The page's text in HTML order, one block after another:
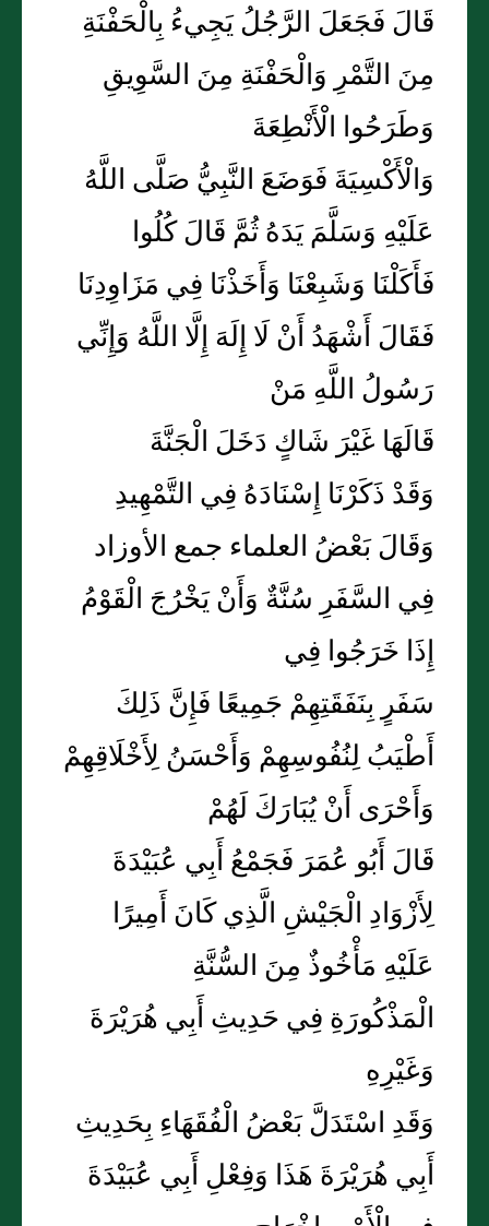
قَالَ فَجَعَلَ الرَّجُلُ يَجِيءُ بِالْحَفْنَةِ
مِنَ التَّمْرِ وَالْحَفْنَةِ مِنَ السَّوِيقِ
وَطَرَحُوا الْأَنْطِعَةَ
وَالْأَكْسِيَةَ فَوَضَعَ النَّبِيُّ صَلَّى اللَّهُ
عَلَيْهِ وَسَلَّمَ يَدَهُ ثُمَّ قَالَ كُلُوا
فَأَكَلْنَا وَشَبِعْنَا وَأَخَذْنَا فِي مَزَاوِدِنَا
فَقَالَ أَشْهَدُ أَنْ لَا إِلَهَ إِلَّا اللَّهُ وَإِنِّي
رَسُولُ اللَّهِ مَنْ
قَالَهَا غَيْرَ شَاكٍ دَخَلَ الْجَنَّةَ
وَقَدْ ذَكَرْنَا إِسْنَادَهُ فِي التَّمْهِيدِ
وَقَالَ بَعْضُ العلماء جمع الأوزاد
فِي السَّفَرِ سُنَّةٌ وَأَنْ يَخْرُجَ الْقَوْمُ
إِذَا خَرَجُوا فِي
سَفَرٍ بِنَفَقَتِهِمْ جَمِيعًا فَإِنَّ ذَلِكَ
أَطْيَبُ لِنُفُوسِهِمْ وَأَحْسَنُ لِأَخْلَاقِهِمْ
وَأَحْرَى أَنْ يُبَارَكَ لَهُمْ
قَالَ أَبُو عُمَرَ فَجَمْعُ أَبِي عُبَيْدَةَ
لِأَزْوَادِ الْجَيْشِ الَّذِي كَانَ أَمِيرًا
عَلَيْهِ مَأْخُوذٌ مِنَ السُّنَّةِ
الْمَذْكُورَةِ فِي حَدِيثِ أَبِي هُرَيْرَةَ
وَغَيْرِهِ
وَقَدِ اسْتَدَلَّ بَعْضُ الْفُقَهَاءِ بِحَدِيثِ
أَبِي هُرَيْرَةَ هَذَا وَفِعْلِ أَبِي عُبَيْدَةَ